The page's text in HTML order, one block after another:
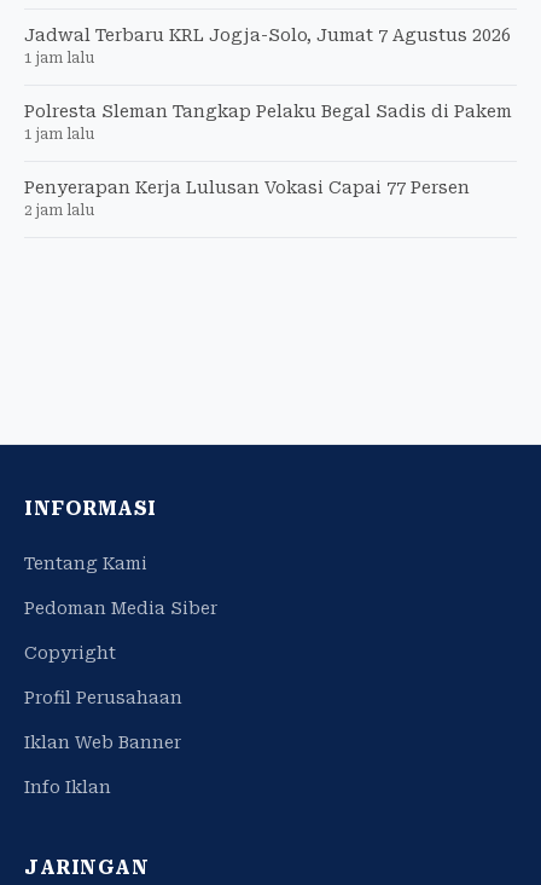
Jadwal Terbaru KRL Jogja-Solo, Jumat 7 Agustus 2026
1 jam lalu
Polresta Sleman Tangkap Pelaku Begal Sadis di Pakem
1 jam lalu
Penyerapan Kerja Lulusan Vokasi Capai 77 Persen
2 jam lalu
INFORMASI
Tentang Kami
Pedoman Media Siber
Copyright
Profil Perusahaan
Iklan Web Banner
Info Iklan
JARINGAN